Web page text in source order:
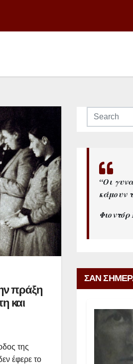
πράξη
και
της
έφερε το
“Οι
κάμουν
ΣΑΝ